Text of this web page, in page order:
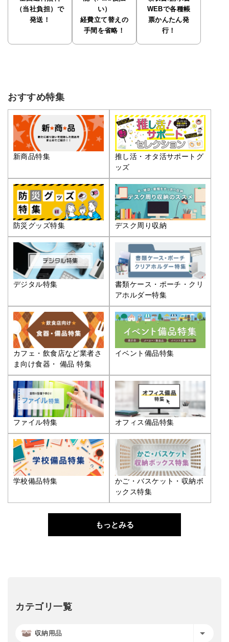
（当社負担）で
発送！
い）
経費立て替えの
手間を省略！
WEBで各種帳
票かんたん発
行！
おすすめ特集
新商品特集
推し活・オタ活サポートグ
ッズ
防災グッズ特集 デスク周り収納
デジタル特集
書類ケース・ポーチ・クリ
アホルダー特集
カフェ・飲食店など業者さ
ま向け食器・ 備品 特集
イベント備品特集
ファイル特集 オフィス備品特集
学校備品特集
かご・バスケット・収納ボ
ックス特集
もっとみる
カテゴリ一覧
収納用品